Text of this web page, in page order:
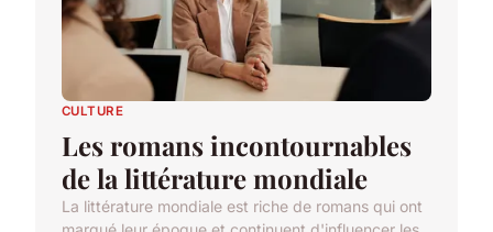
CULTURE
Les romans incontournables
de la littérature mondiale
La littérature mondiale est riche de romans qui ont